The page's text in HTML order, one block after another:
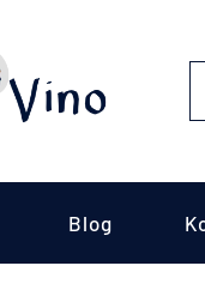
Blog